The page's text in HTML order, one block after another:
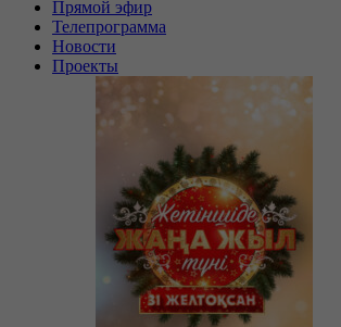
Прямой эфир
Телепрограмма
Новости
Проекты